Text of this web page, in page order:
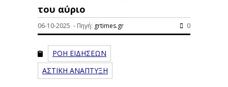
του αύριο
06-10-2025 - Πηγή: grtimes.gr 0
ΡΟΗ ΕΙΔΗΣΕΩΝ
ΑΣΤΙΚΗ ΑΝΑΠΤΥΞΗ